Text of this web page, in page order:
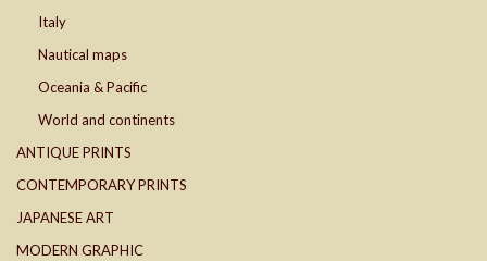
Italy
Nautical maps
Oceania & Pacific
World and continents
ANTIQUE PRINTS
CONTEMPORARY PRINTS
JAPANESE ART
MODERN GRAPHIC